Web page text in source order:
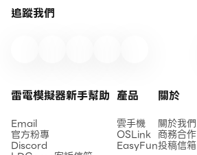
追蹤我們
雷電模擬器新手幫助
Email
官方粉專
Discord
產品
雲手機
OSLink
EasyFun
關於
關於我們
商務合作
投稿信箱